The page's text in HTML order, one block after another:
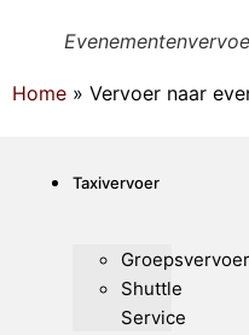
Home » Vervoer naar
Taxivervoer
Groepsvervoer
Shuttle
Service